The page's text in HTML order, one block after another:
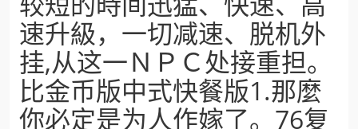
速升級，一切减速、脱机外
挂,从这一ＮＰＣ处接重担。
比金币版中式快餐版1.那麼
你必定是为人作嫁了。76复